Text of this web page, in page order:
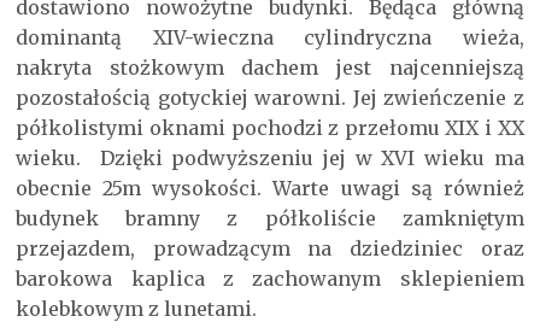
dostawiono nowożytne budynki. Będąca główną
dominantą XIV-wieczna cylindryczna wieża,
nakryta stożkowym dachem jest najcenniejszą
pozostałością gotyckiej warowni. Jej zwieńczenie z
półkolistymi oknami pochodzi z przełomu XIX i XX
wieku. Dzięki podwyższeniu jej w XVI wieku ma
obecnie 25m wysokości. Warte uwagi są również
budynek bramny z półkoliście zamkniętym
przejazdem, prowadzącym na dziedziniec oraz
barokowa kaplica z zachowanym sklepieniem
kolebkowym z lunetami.